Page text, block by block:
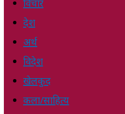
विचार
देश
अर्थ
विदेश
खेलकुद
कला/साहित्य